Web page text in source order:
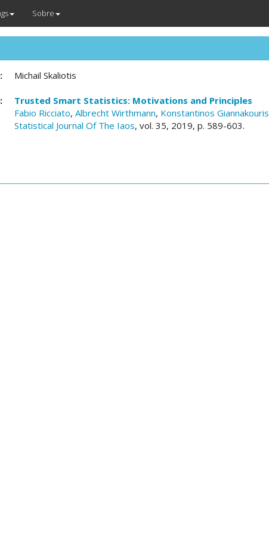
Sobre
Michail Skaliotis
:
Trusted Smart Statistics: Motivations and Principles
Fabio Ricciato, Albrecht Wirthmann, Konstantinos Giannakouris
Statistical Journal Of The Iaos, vol. 35, 2019, p. 589-603.